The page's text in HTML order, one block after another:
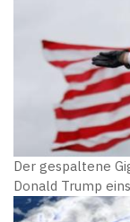
Der gespaltene
Donald Trump